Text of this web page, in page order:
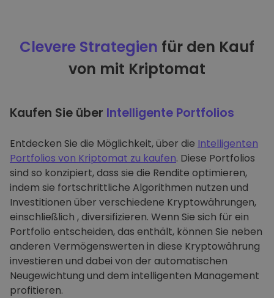
Clevere Strategien für den Kauf
von mit Kriptomat
Kaufen Sie über Intelligente Portfolios
Entdecken Sie die Möglichkeit, über die Intelligenten
Portfolios von Kriptomat zu kaufen. Diese Portfolios
sind so konzipiert, dass sie die Rendite optimieren,
indem sie fortschrittliche Algorithmen nutzen und
Investitionen über verschiedene Kryptowährungen,
einschließlich , diversifizieren. Wenn Sie sich für ein
Portfolio entscheiden, das enthält, können Sie neben
anderen Vermögenswerten in diese Kryptowährung
investieren und dabei von der automatischen
Neugewichtung und dem intelligenten Management
profitieren.